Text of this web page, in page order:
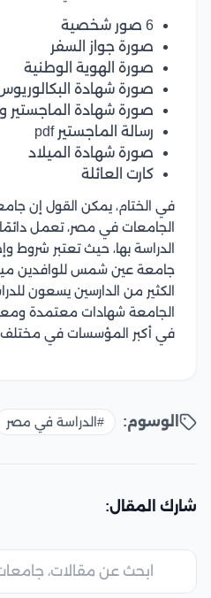
6 صور شخصية
صورة جواز السفر
صورة الهوية الوطنية
صورة شهادة
صورة شهادة الماجستير
رسالة الماجستير pdf
صورة شهادة الميلاد
كارت العائلة
في الختام، يمكن القول إن
الجامعات في مصر، تعمل
الدراسة بها، حيث تعتبر شروط
جامعة عين شمس للوافدين
الكثير من الدارسين يسعون
الجامعة شهادات معتمدة
في أكبر المؤسسات في مختلف
الوسوم: #الدراسة في مصر
شارك المقال: